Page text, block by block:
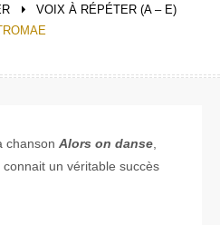
VOIX À RÉPÉTER (A – E)
chanson Alors on danse
, connait un véritable succès